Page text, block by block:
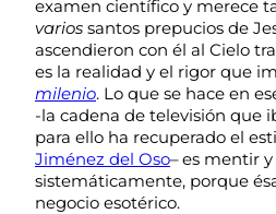
examen científico y merece
varios santos prepucios de
ascendieron con él al Cielo
es la realidad y el rigor que
milenio. Lo que se hace en
-la cadena de televisión que
para ello ha recuperado el
Jiménez del Oso– es mentir
sistemáticamente, porque
negocio esotérico.